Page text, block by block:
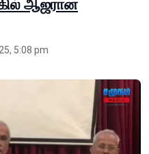
ஆஜரான
5:08 pm